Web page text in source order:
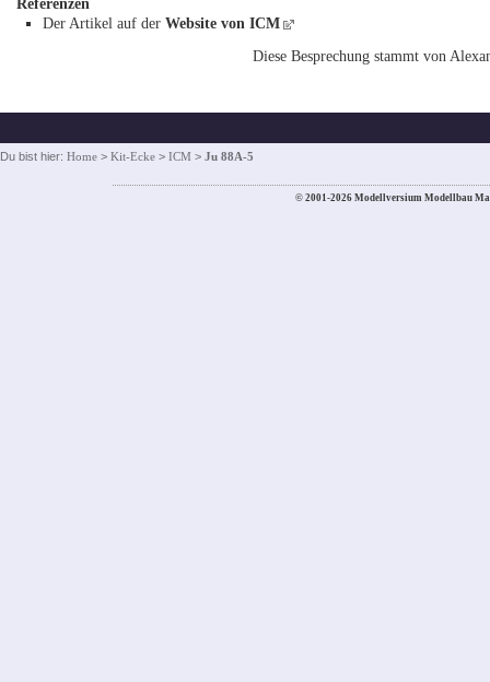
Referenzen
Der Artikel auf derWebsite von ICM
Diese Besprechung stammt von
Du bist hier: Home > Kit-Ecke > ICM > Ju 88A-5
© 2001-2026 Modellversium Modellbau